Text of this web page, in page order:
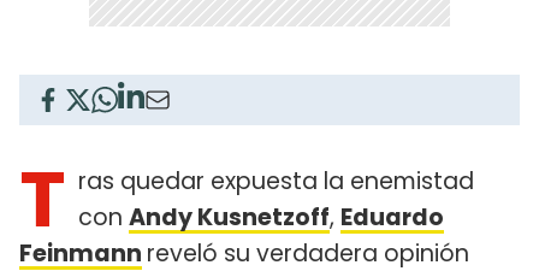
T ras quedar expuesta la enemistad
con Andy Kusnetzoff, Eduardo
Feinmann reveló su verdadera opinión